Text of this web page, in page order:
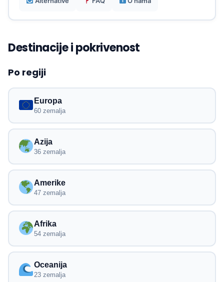
Destinacije i pokrivenost
Po regiji
Europa
60 zemalja
Azija
36 zemalja
Amerike
47 zemalja
Afrika
54 zemalja
Oceanija
23 zemalja